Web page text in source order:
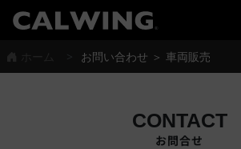
®
お問い合わせ ＞ 車両販売
CONTACT
お問合せ